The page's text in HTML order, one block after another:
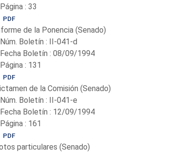
: 33
PDF
de la Ponencia (Senado)
Boletín : II-041-d
Boletín : 08/09/1994
: 131
PDF
de la Comisión (Senado)
Boletín : II-041-e
Boletín : 12/09/1994
: 161
PDF
particulares (Senado)